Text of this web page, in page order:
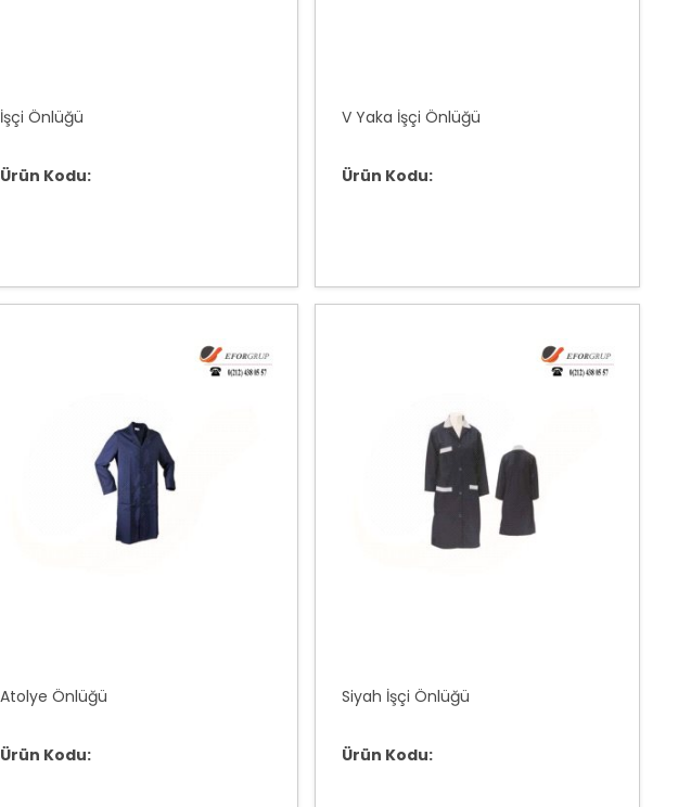
İşçi Önlüğü
Ürün Kodu:
V Yaka İşçi Önlüğü
Ürün Kodu:
Atolye Önlüğü
Ürün Kodu:
Siyah İşçi Önlüğü
Ürün Kodu: